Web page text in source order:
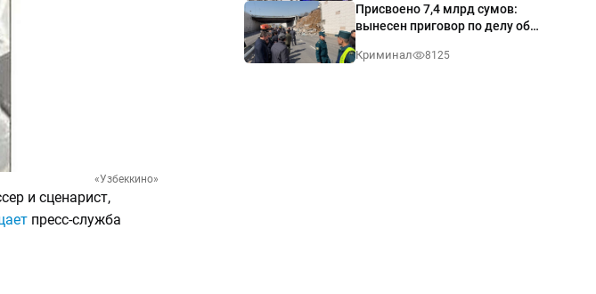
«Узбеккино»
и сценарист,
пресс-служба
Присвоено 7,4 млрд сумов:
вынесен приговор по делу об
Ташкенте
Криминал 8125